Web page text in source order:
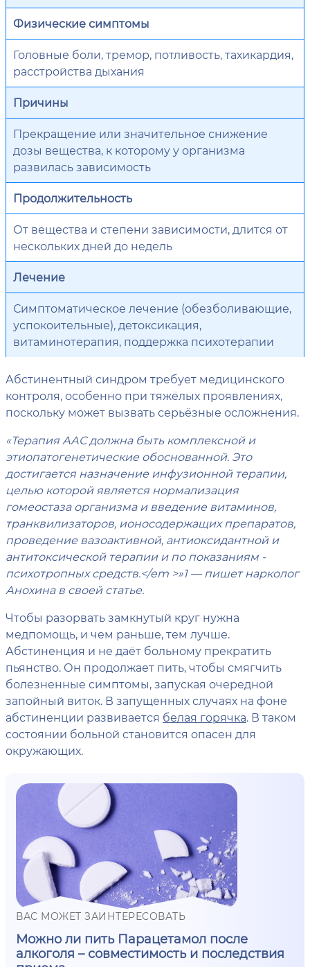
Физические симптомы
Головные боли, тремор, потливость, тахикардия,
расстройства дыхания
Причины
Прекращение или значительное снижение
дозы вещества, к которому у организма
развилась зависимость
Продолжительность
От вещества и степени зависимости, длится от
нескольких дней до недель
Лечение
Симптоматическое лечение (обезболивающие,
успокоительные), детоксикация,
витаминотерапия, поддержка психотерапии
Абстинентный синдром требует медицинского
контроля, особенно при тяжёлых проявлениях,
поскольку может вызвать серьёзные осложнения.
«Терапия ААС должна быть комплексной и
этиопатогенетические обоснованной. Это
достигается назначение инфузионной терапии,
целью которой является нормализация
гомеостаза организма и введение витаминов,
транквилизаторов, ионосодержащих препаратов,
проведение вазоактивной, антиоксидантной и
антитоксической терапии и по показаниям -
психотропных средств.</em >»1 — пишет нарколог
Анохина в своей статье.
Чтобы разорвать замкнутый круг нужна
медпомощь, и чем раньше, тем лучше.
Абстиненция и не даёт больному прекратить
пьянство. Он продолжает пить, чтобы смягчить
болезненные симптомы, запуская очередной
запойный виток. В запущенных случаях на фоне
абстиненции развивается белая горячка. В таком
состоянии больной становится опасен для
окружающих.
ВАС МОЖЕТ ЗАИНТЕРЕСОВАТЬ
Можно ли пить Парацетамол после
алкоголя – совместимость и последствия